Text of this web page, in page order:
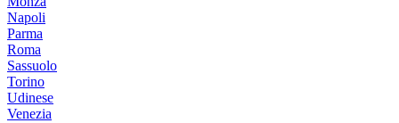
Napoli
Parma
Roma
Sassuolo
Torino
Udinese
Venezia